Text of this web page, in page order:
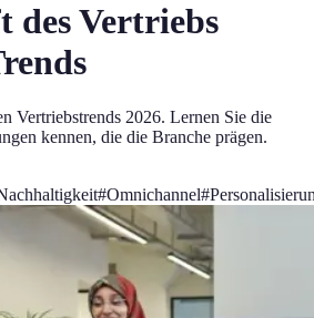
des Vertriebs
Vertriebstrends 2026. Lernen Sie die
kennen, die die Branche prägen.
#Omnichannel#